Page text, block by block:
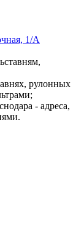
1/А
рулонных
- адреса,